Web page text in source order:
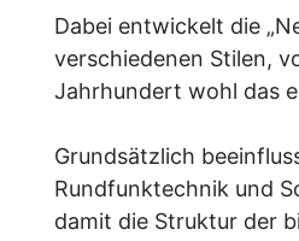
Dabei entwickelt die
verschiedenen Stilen,
Jahrhundert wohl das
Grundsätzlich
Rundfunktechnik und
damit die Struktur der